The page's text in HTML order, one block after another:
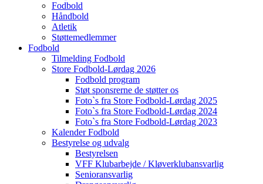
Fodbold
Håndbold
Atletik
Støttemedlemmer
Fodbold
Tilmelding Fodbold
Store Fodbold-Lørdag 2026
Fodbold program
Støt sponsrerne de støtter os
Foto`s fra Store Fodbold-Lørdag 2025
Foto`s fra Store Fodbold-Lørdag 2024
Foto`s fra Store Fodbold-Lørdag 2023
Kalender Fodbold
Bestyrelse og udvalg
Bestyrelsen
VFF Klubarbejde / Kløverklubansvarlig
Senioransvarlig